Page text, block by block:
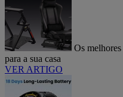
Os
para a sua casa
VER ARTIGO